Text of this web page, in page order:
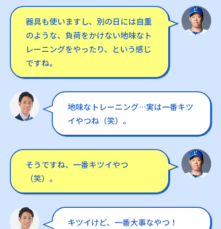
器具も使いますし、別の日には自重
のような、負荷をかけない地味なト
レーニングをやったり、という感じ
ですね。
地味なトレーニング…実は一番キツ
イやつね（笑）。
そうですね、一番キツイやつ
（笑）。
キツイけど、一番大事なやつ！